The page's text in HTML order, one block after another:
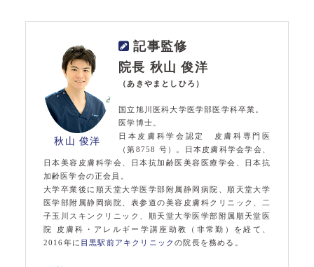
秋山 俊洋
記事監修
院長 秋山 俊洋
（あきやまとしひろ）
国立旭川医科大学医学部医学科卒業。
医学博士。
日本皮膚科学会認定 皮膚科専門医
（第8758 号）。日本皮膚科学会学会、
日本美容皮膚科学会、日本抗加齢医美容医療学会、日本抗
加齢医学会の正会員。
大学卒業後に順天堂大学医学部附属静岡病院、順天堂大学
医学部附属静岡病院、表参道の美容皮膚科クリニック、二
子玉川スキンクリニック、順天堂大学医学部附属順天堂医
院 皮膚科・アレルギー学講座助教（非常勤）を経て、
2016年に 目黒駅前アキクリニックの院長を務める。